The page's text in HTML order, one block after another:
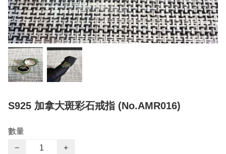
S925 加拿大斑彩石戒指 (No.AMR016)
數量
−
+